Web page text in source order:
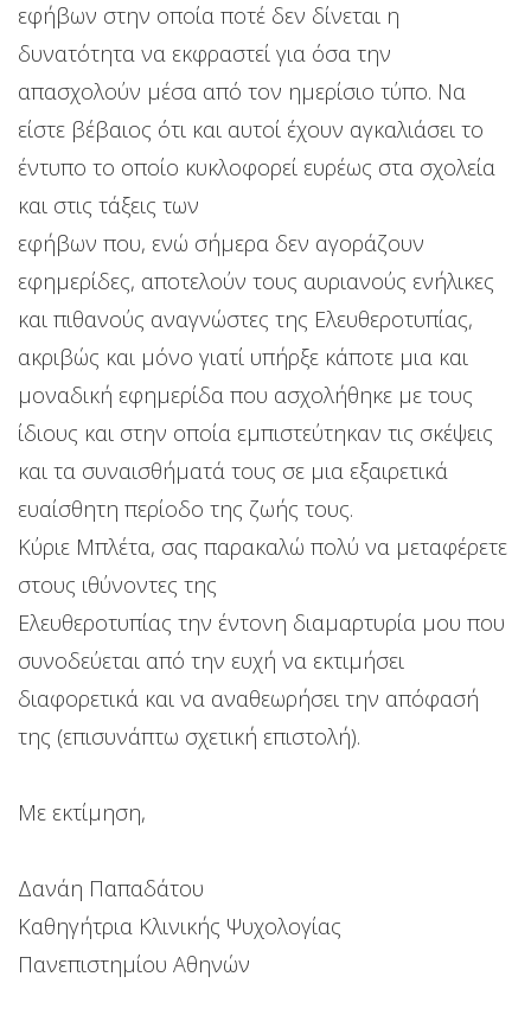
εφήβων στην οποία ποτέ δεν δίνεται η
δυνατότητα να εκφραστεί για όσα την
απασχολούν μέσα από τον ημερίσιο τύπο. Να
είστε βέβαιος ότι και αυτοί έχουν αγκαλιάσει το
έντυπο το οποίο κυκλοφορεί ευρέως στα σχολεία
και στις τάξεις των
εφήβων που, ενώ σήμερα δεν αγοράζουν
εφημερίδες, αποτελούν τους αυριανούς ενήλικες
και πιθανούς αναγνώστες της Ελευθεροτυπίας,
ακριβώς και μόνο γιατί υπήρξε κάποτε μια και
μοναδική εφημερίδα που ασχολήθηκε με τους
ίδιους και στην οποία εμπιστεύτηκαν τις σκέψεις
και τα συναισθήματά τους σε μια εξαιρετικά
ευαίσθητη περίοδο της ζωής τους.
Κύριε Μπλέτα, σας παρακαλώ πολύ να μεταφέρετε
στους ιθύνοντες της
Ελευθεροτυπίας την έντονη διαμαρτυρία μου που
συνοδεύεται από την ευχή να εκτιμήσει
διαφορετικά και να αναθεωρήσει την απόφασή
της (επισυνάπτω σχετική επιστολή).
Με εκτίμηση,
Δανάη Παπαδάτου
Καθηγήτρια Κλινικής Ψυχολογίας
Πανεπιστημίου Αθηνών